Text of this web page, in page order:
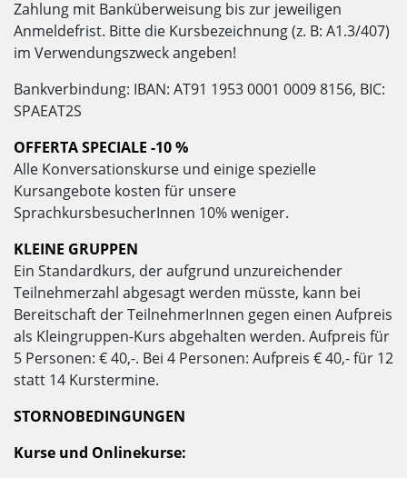
Zahlung mit Banküberweisung bis zur jeweiligen
Anmeldefrist. Bitte die Kursbezeichnung (z. B: A1.3/407)
im Verwendungszweck angeben!
Bankverbindung: IBAN: AT91 1953 0001 0009 8156, BIC:
SPAEAT2S
OFFERTA SPECIALE -10 %
Alle Konversationskurse und einige spezielle
Kursangebote kosten für unsere
SprachkursbesucherInnen 10% weniger.
KLEINE GRUPPEN
Ein Standardkurs, der aufgrund unzureichender
Teilnehmerzahl abgesagt werden müsste, kann bei
Bereitschaft der TeilnehmerInnen gegen einen Aufpreis
als Kleingruppen-Kurs abgehalten werden. Aufpreis für
5 Personen: € 40,-. Bei 4 Personen: Aufpreis € 40,- für 12
statt 14 Kurstermine.
STORNOBEDINGUNGEN
Kurse und Onlinekurse: